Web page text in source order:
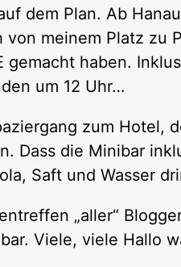
dem Plan. Ab
von meinem Platz zu
gemacht haben.
um 12 Uhr…
zum Hotel,
Dass die Minibar
Saft und Wasser
„aller“
Viele, viele Hallo